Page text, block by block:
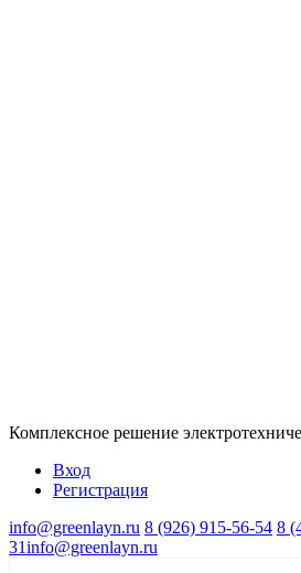
Комплексное решение
Вход
Регистрация
info@greenlayn.ru 8 (926) 915-56-54 8
31info@greenlayn.ru